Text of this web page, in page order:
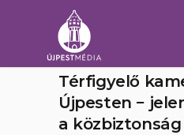
Térfigyelő
Újpesten −
a